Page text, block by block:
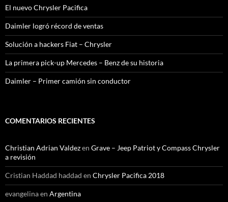
El nuevo Chrysler Pacifica
Daimler logró récord de ventas
Solución a hackers Fiat – Chrysler
La primera pick-up Mercedes – Benz de su historia
Daimler – Primer camión sin conductor
COMENTARIOS RECIENTES
Christian Adrian Valdezen Grave – Jeep Patriot y Compass Chrysler
a revisión
Cristian Haddad haddad en Chrysler Pacifica 2018
evangelinaen Argentina